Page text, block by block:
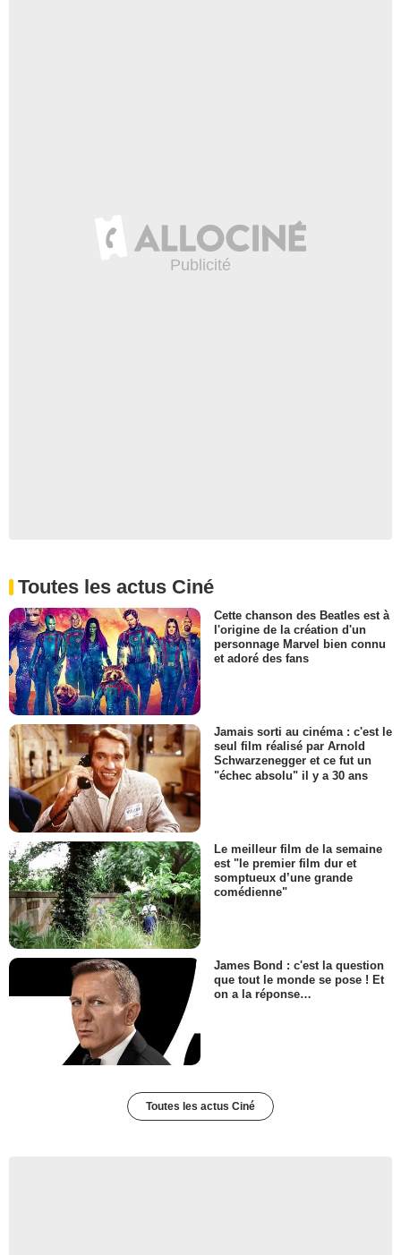
Toutes les actus Ciné
Cette chanson des Beatles est à
l'origine de la création d'un
personnage Marvel bien connu
et adoré des fans
Jamais sorti au cinéma : c'est le
seul film réalisé par Arnold
Schwarzenegger et ce fut un
"échec absolu" il y a 30 ans
Le meilleur film de la semaine
est "le premier film dur et
somptueux d’une grande
comédienne"
James Bond : c'est la question
que tout le monde se pose ! Et
on a la réponse…
Toutes les actus Ciné